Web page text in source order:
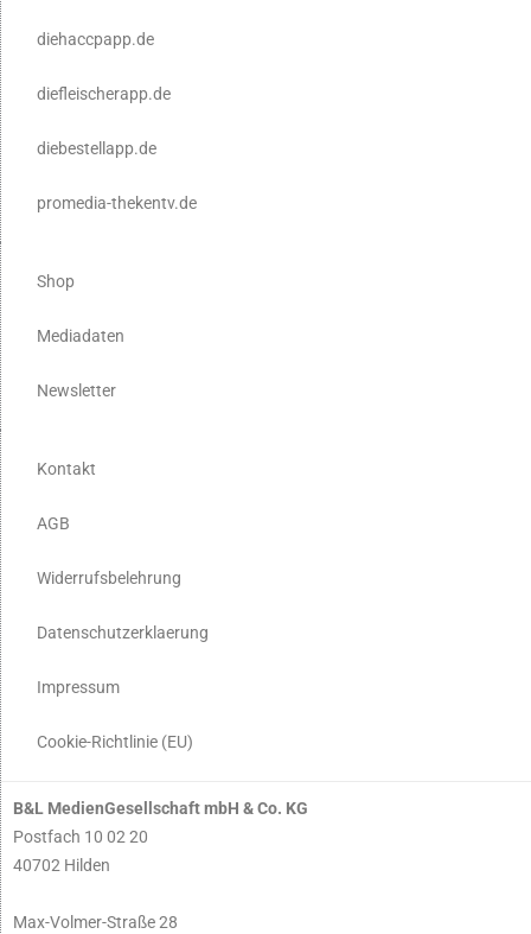
diehaccpapp.de
diefleischerapp.de
diebestellapp.de
promedia-thekentv.de
Shop
Mediadaten
Newsletter
Kontakt
AGB
Widerrufsbelehrung
Datenschutzerklaerung
Impressum
Cookie-Richtlinie (EU)
B&L MedienGesellschaft mbH & Co. KG
Postfach 10 02 20
40702 Hilden
Max-Volmer-Straße 28